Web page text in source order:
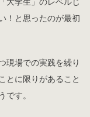
！と思ったのが最初
現場での実践を繰り
とに限りがあること
です。